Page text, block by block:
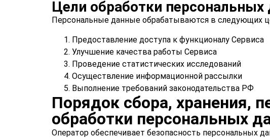
Цели обработки
Персональные данные обрабатываются в следующих
Предоставление доступа к функционалу Сервиса
Улучшение качества работы Сервиса
Проведение статистических исследований
Осуществление информационной рассылки
Выполнение требований законодательства РФ
Порядок сбора, хранения,
обработки персональных
Оператор обеспечивает безопасность персональных